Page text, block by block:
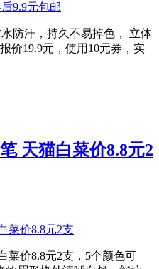
防汗，持久不易掉色， 立体
价19.9元，使用10元券，实
天猫白菜价8.8元2
菜价8.8元2支，5个颜色可